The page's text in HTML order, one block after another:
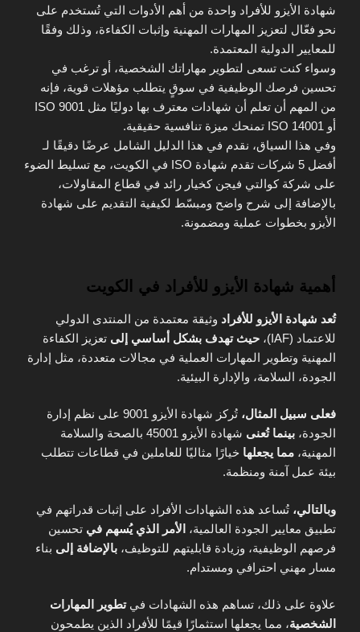
شهادة الأيزو للأفراد واحدة من أهم الأدوات التي تُستخدم على
نحو فعّال لتعزيز المهارات المهنية وإثبات الكفاءة، وذلك وفقًا
للمعايير الدولية المعتمدة.
وسواء كنت تسعى لتطوير مهاراتك الشخصية، أو ترغب في
تحسين فرصك الوظيفية في سوقٍ يتطلب مؤهلات قوية، فإنه
من المهم أن تعلم أن شهادات معترف بها دوليًا مثل ISO 9001
أو ISO 14001 تمنحك ميزة تنافسية حقيقية.
وفي هذا السياق، نقدم في هذا الدليل الشامل عرضًا دقيقًا لـ
أفضل 5 شركات تقدم شهادة ISO في الكويت، مع تسليط الضوء
على شركة كوالتي فيجن كخيار رائد في قطاع المقاولات،
بالإضافة إلى شرح واضح ومبسّط لكيفية التقديم على شهادة
الأيزو بخطوات عملية ومضمونة.
أهمية شهادة الأيزو للأفراد في الكويت
تُعد شهادة الأيزو للأفراد وثيقة معتمدة من المنتدى الدولي
للاعتماد (IAF)،
حيث تهدف بشكل أساسي إلى تعزيز الكفاءة
المهنية وتطوير المهارات العملية في مجالات متعددة، مثل إدارة
الجودة، السلامة، والإدارة البيئية.
فعلى سبيل المثال،
تُركز شهادة الأيزو 9001 على نظم إدارة
الجودة، بينما تُعنى
شهادة الأيزو 45001 بالصحة والسلامة
المهنية، مما يجعلها خيارًا مثاليًا للعاملين في قطاعات تتطلب
بيئة عمل آمنة ومنظمة.
وبالتالي، تُساعد هذه الشهادات الأفراد على إثبات قدراتهم في
تطبيق معايير الجودة العالمية، الأمر الذي يُسهم في تحسين
فرصهم الوظيفية، وزيادة قابليتهم للتوظيف، بالإضافة إلى بناء
مسار مهني احترافي ومستدام.
علاوة على ذلك، تساهم هذه الشهادات فيتطوير المهارات
الشخصية، مما يجعلها استثمارًا قيمًا للأفراد الذين يطمحون